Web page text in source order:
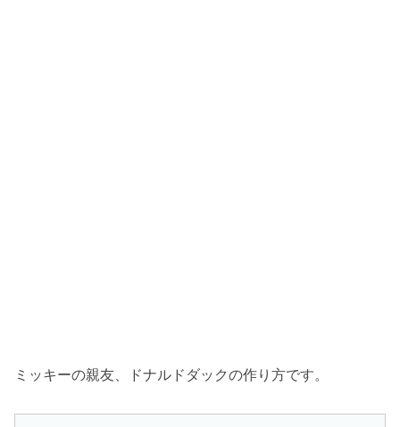
ミッキーの親友、ドナルドダックの作り方です。